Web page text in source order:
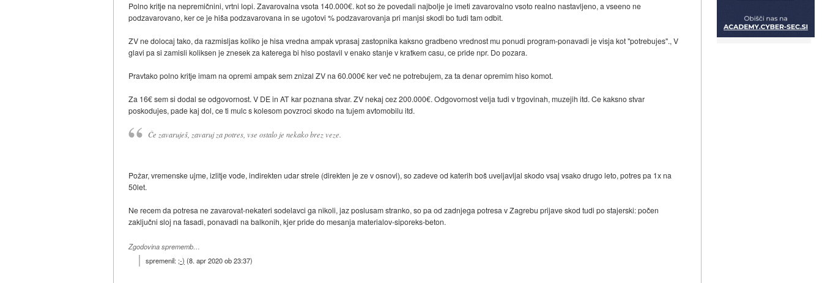
Polno kritje na nepremičnini, vrtni lopi. Zavarovalna vsota 140.000€. kot so že povedali najbolje je imeti zavarovalno vsoto realno nastavljeno, a vseeno ne
podzavarovano, ker ce je hiša podzavarovana in se ugotovi % podzavarovanja pri manjsi skodi bo tudi tam odbit.
ZV ne dolocaj tako, da razmisljas koliko je hisa vredna ampak vprasaj zastopnika kaksno gradbeno vrednost mu ponudi program-ponavadi je visja kot "potrebujes"., V
glavi pa si zamisli koliksen je znesek za katerega bi hiso postavil v enako stanje v kratkem casu, ce pride npr. Do pozara.
Pravtako polno kritje imam na opremi ampak sem znizal ZV na 60.000€ ker več ne potrebujem, za ta denar opremim hiso komot.
Za 16€ sem si dodal se odgovornost. V DE in AT kar poznana stvar. ZV nekaj cez 200.000€. Odgovornost velja tudi v trgovinah, muzejih itd. Ce kaksno stvar
poskodujes, pade kaj dol, ce ti mulc s kolesom povzroci skodo na tujem avtomobilu itd.
Če zavaruješ, zavaruj za potres, vse ostalo je nekako brez veze.
Požar, vremenske ujme, izlitje vode, indirekten udar strele (direkten je ze v osnovi), so zadeve od katerih boš uveljavljal skodo vsaj vsako drugo leto, potres pa 1x na
50let.
Ne recem da potresa ne zavarovat-nekateri sodelavci ga nikoli, jaz poslusam stranko, so pa od zadnjega potresa v Zagrebu prijave skod tudi po stajerski: počen
zaključni sloj na fasadi, ponavadi na balkonih, kjer pride do mesanja materialov-siporeks-beton.
Zgodovina sprememb…
spremenil: ;-) (8. apr 2020 ob 23:37)